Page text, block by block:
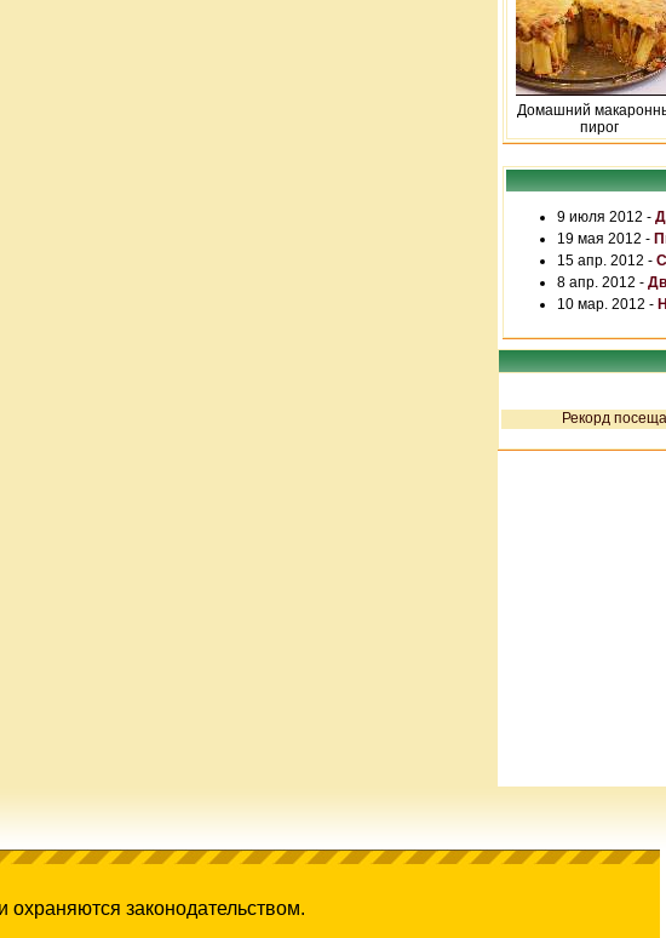
Домашний
пирог
9 июля 2012 -
19 мая 2012 -
15 апр. 2012 -
8 апр. 2012 -
10 мар. 2012 -
Рекорд
законодательством.